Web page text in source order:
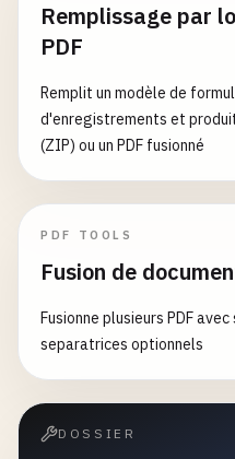
Remplissage par
PDF
Remplit un modèle de
d'enregistrements et
(ZIP) ou un PDF fusionné
PDF TOOLS
Fusion de
Fusionne plusieurs PDF
separatrices optionnels
DOSSIER